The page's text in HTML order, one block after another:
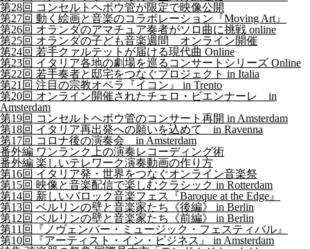
第28回 コンセルトヘボウ管が限定で映像公開
第27回 動く絵画と音楽のコラボレーション『Moving Art』
第26回 オランダのアマチュア奏者がソロ曲に挑戦 online
第25回 オランダの子ども音楽週間 オンライン開催
第24回 若手クァルテットが届ける現代曲 Online
第23回 イタリア各地の劇場を巡るコンサートシリーズ Online
第22回 若手奏者と邸宅をつなぐプロジェクト in Italia
第21回 注目の宗教オペラ『イコン』 in Trento
第20回 オンライン開催されたチェロ・ビエンナーレ in
Amsterdam
第19回 コンセルトヘボウ管のコンサート再開 in Amsterdam
第18回 イタリア再出発への願いを込めて in Ravenna
第17回 コロナ後の演奏会 in Amsterdam
番外編 ワンランク上の演奏レコーディング術
番外編 楽しいテレワーク演奏動画の作り方
第16回 イタリア発・世界をつなぐオンライン音楽祭
第15回 映像と音楽配信で楽しむクラシック in Rotterdam
第14回 新しいバロック音楽フェス『Baroque at the Edge』
第13回 ベルリンの壁と音楽家たち《後編》 in Berlin
第12回 ベルリンの壁と音楽家たち《前編》 in Berlin
第11回『ノヴェンバー・ミュージック・フェスティバル』
第10回『アーティスト・イン・ビジネス』 in Amsterdam